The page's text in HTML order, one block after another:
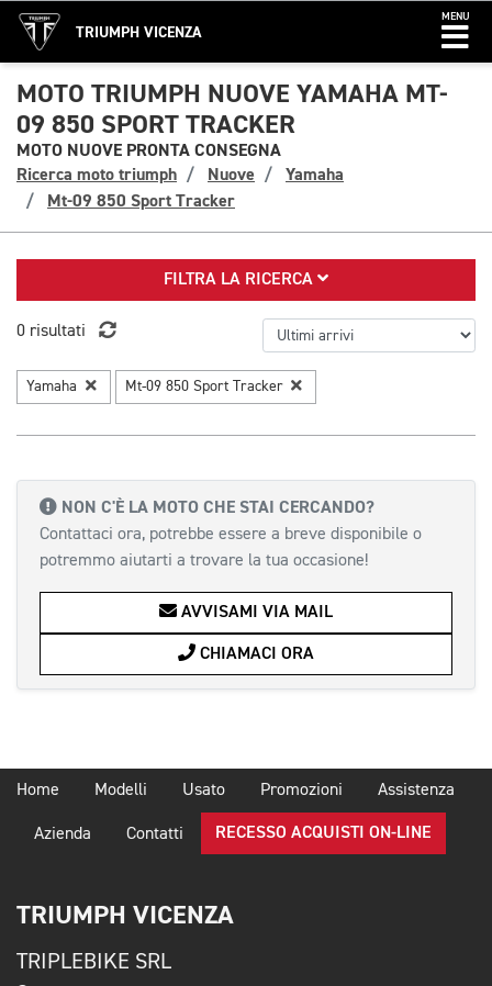
TRIUMPH VICENZA
MENU
MOTO TRIUMPH NUOVE YAMAHA MT-
09 850 SPORT TRACKER
MOTO NUOVE PRONTA CONSEGNA
Ricerca moto triumph
Nuove
Yamaha
Mt-09 850 Sport Tracker
FILTRA LA RICERCA
0 risultati
Yamaha Mt-09 850 Sport Tracker
NON C'È LA MOTO CHE STAI CERCANDO?
Contattaci ora, potrebbe essere a breve disponibile o
potremmo aiutarti a trovare la tua occasione!
AVVISAMI VIA MAIL
CHIAMACI ORA
Home Modelli Usato Promozioni Assistenza
Azienda Contatti RECESSO ACQUISTI ON-LINE
TRIUMPH VICENZA
TRIPLEBIKE SRL